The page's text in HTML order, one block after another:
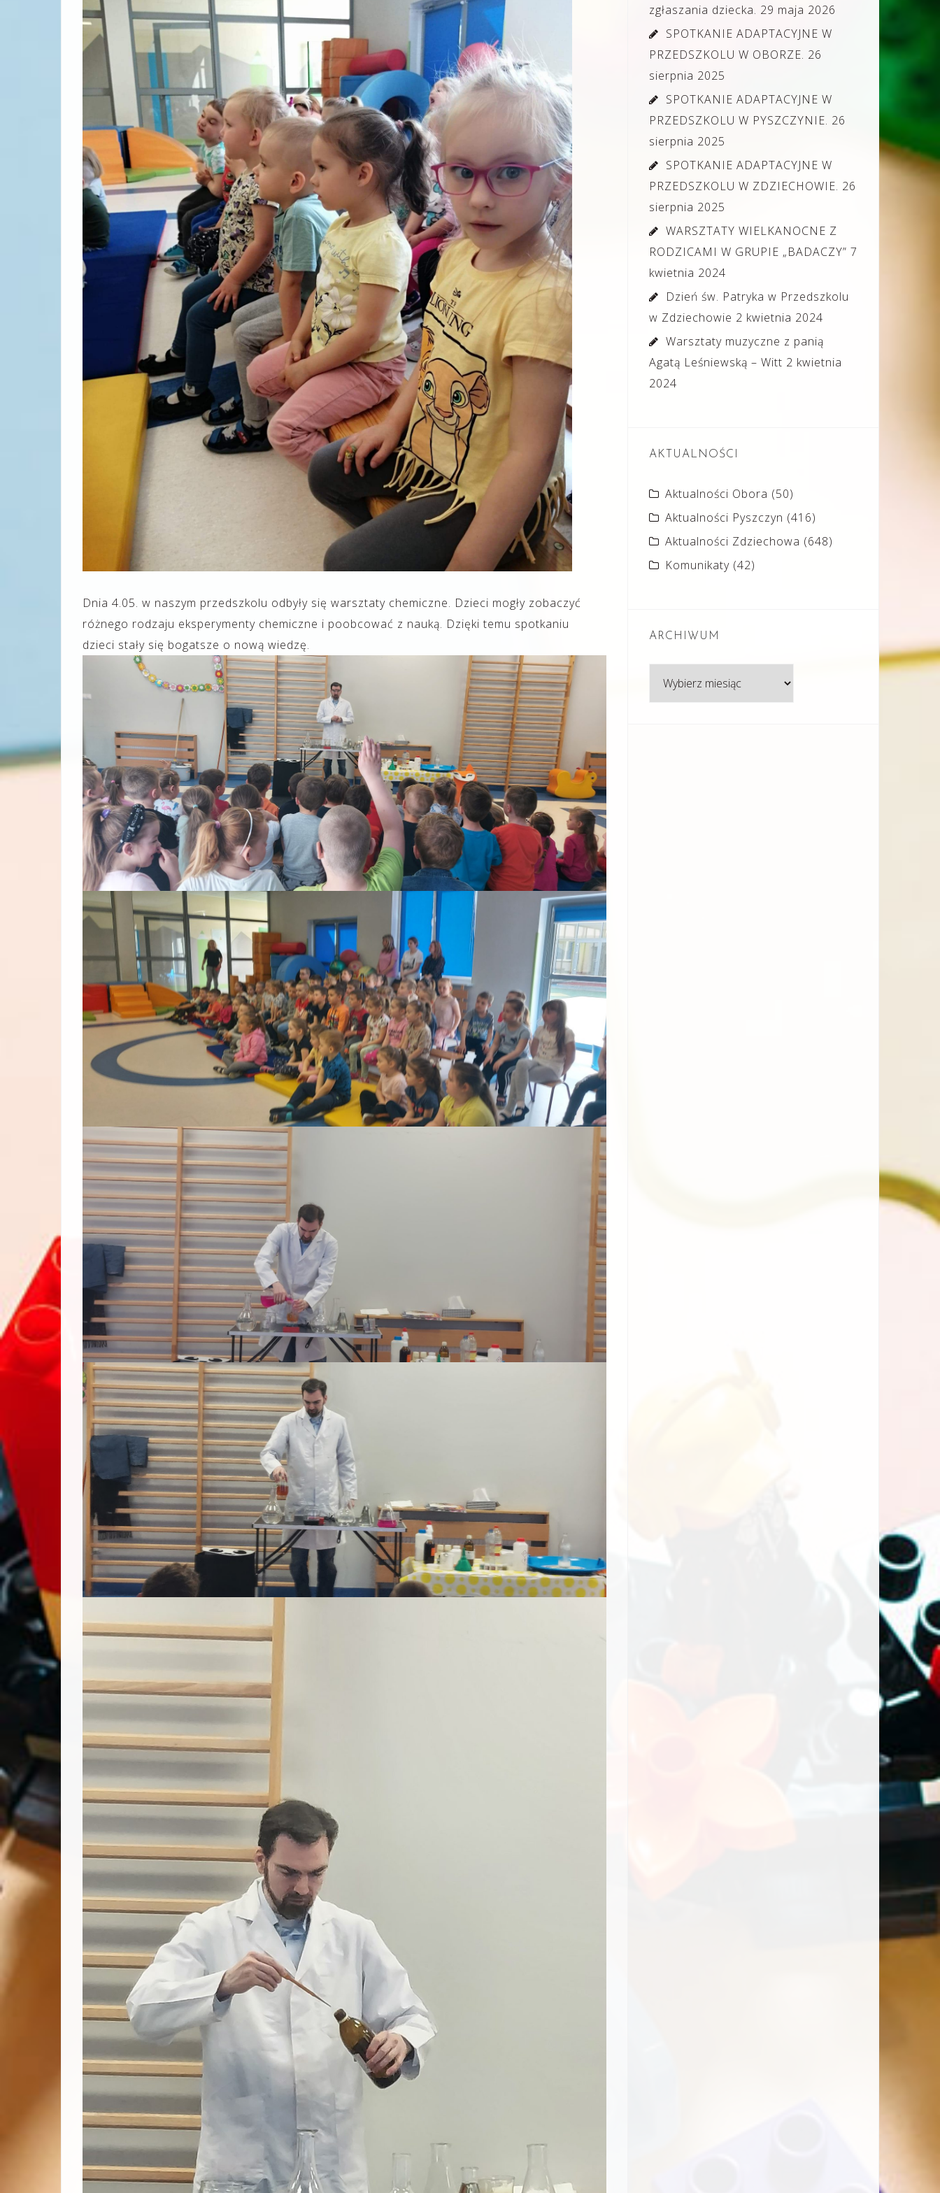
Dnia 4.05. w naszym przedszkolu odbyły się warsztaty chemiczne. Dzieci mogły zobaczyć
różnego rodzaju eksperymenty chemiczne i poobcować z nauką. Dzięki temu spotkaniu
dzieci stały się bogatsze o nową wiedzę.
zgłaszania dziecka. 29 maja 2026
SPOTKANIE ADAPTACYJNE W
PRZEDSZKOLU W OBORZE. 26
sierpnia 2025
SPOTKANIE ADAPTACYJNE W
PRZEDSZKOLU W PYSZCZYNIE. 26
sierpnia 2025
SPOTKANIE ADAPTACYJNE W
PRZEDSZKOLU W ZDZIECHOWIE. 26
sierpnia 2025
WARSZTATY WIELKANOCNE Z
RODZICAMI W GRUPIE „BADACZY” 7
kwietnia 2024
Dzień św. Patryka w Przedszkolu
w Zdziechowie 2 kwietnia 2024
Warsztaty muzyczne z panią
Agatą Leśniewską – Witt 2 kwietnia
2024
AKTUALNOŚCI
Aktualności Obora (50)
Aktualności Pyszczyn (416)
Aktualności Zdziechowa (648)
Komunikaty (42)
ARCHIWUM